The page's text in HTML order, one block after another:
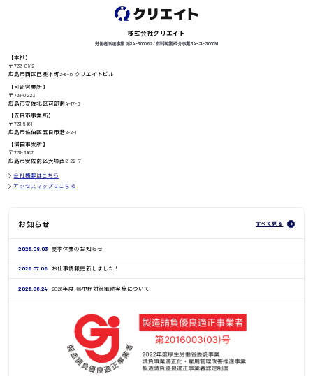
尾道市
徳島県
鳥取県
日給9000円〜
株式会社クリエイト
労働者派遣事業 派34-300062 / 有料職業紹介事業 34-ユ-300091
【本社】
〒733-0812
広島市西区己斐本町2-6-18 クリエイトビル
【可部営業所】
〒731-0223
広島市安佐北区可部南4-17-5
【五日市事業所】
〒731-5161
広島市佐伯区五日市港2-2-1
【沼田事業所】
〒731-3167
広島市安佐南区大塚西2-22-7
会社概要はこちら
アクセスマップはこちら
お知らせ すべて見る
2026.08.03 夏季休業のお知らせ
2026.07.06 お仕事情報更新しました！
2026.06.24 2026年度 熱中症対策継続実施について